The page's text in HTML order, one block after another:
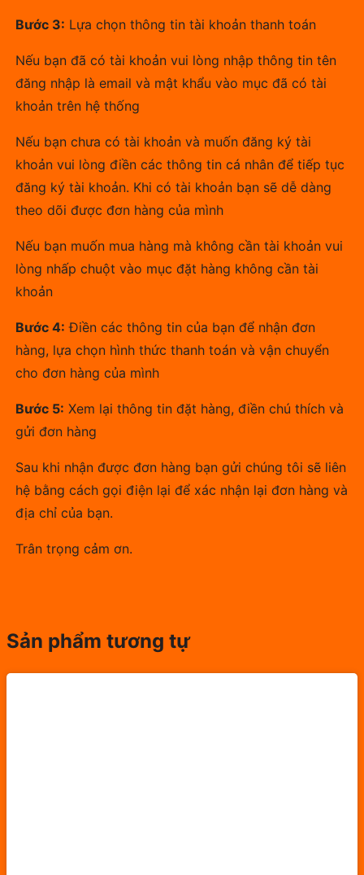
Bước 3: Lựa chọn thông tin tài khoản thanh toán
Nếu bạn đã có tài khoản vui lòng nhập thông tin tên
đăng nhập là email và mật khẩu vào mục đã có tài
khoản trên hệ thống
Nếu bạn chưa có tài khoản và muốn đăng ký tài
khoản vui lòng điền các thông tin cá nhân để tiếp tục
đăng ký tài khoản. Khi có tài khoản bạn sẽ dễ dàng
theo dõi được đơn hàng của mình
Nếu bạn muốn mua hàng mà không cần tài khoản vui
lòng nhấp chuột vào mục đặt hàng không cần tài
khoản
Bước 4: Điền các thông tin của bạn để nhận đơn
hàng, lựa chọn hình thức thanh toán và vận chuyển
cho đơn hàng của mình
Bước 5: Xem lại thông tin đặt hàng, điền chú thích và
gửi đơn hàng
Sau khi nhận được đơn hàng bạn gửi chúng tôi sẽ liên
hệ bằng cách gọi điện lại để xác nhận lại đơn hàng và
địa chỉ của bạn.
Trân trọng cảm ơn.
Sản phẩm tương tự